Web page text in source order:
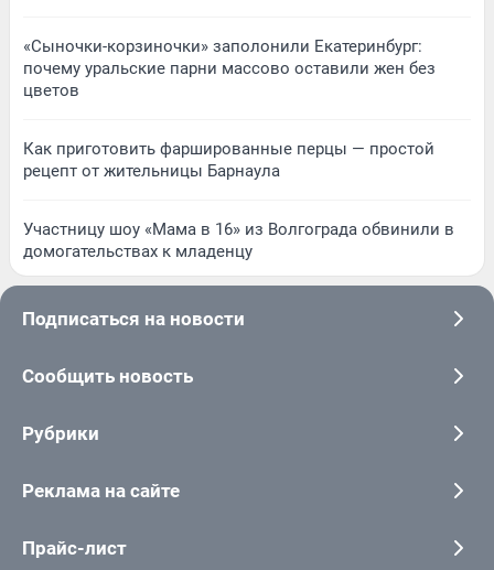
«Сыночки-корзиночки» заполонили Екатеринбург:
почему уральские парни массово оставили жен без
цветов
Как приготовить фаршированные перцы — простой
рецепт от жительницы Барнаула
Участницу шоу «Мама в 16» из Волгограда обвинили в
домогательствах к младенцу
Подписаться на новости
Сообщить новость
Рубрики
Реклама на сайте
Прайс-лист